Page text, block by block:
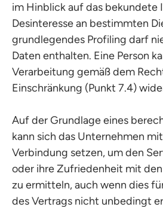
im Hinblick auf das bekundete
Desinteresse an bestimmten
grundlegendes Profiling darf
Daten enthalten. Eine Person
Verarbeitung gemäß dem
Einschränkung (Punkt 7.4)
Auf der Grundlage eines
kann sich das Unternehmen
Verbindung setzen, um den
oder ihre Zufriedenheit mit
zu ermitteln, auch wenn dies
des Vertrags nicht unbedingt